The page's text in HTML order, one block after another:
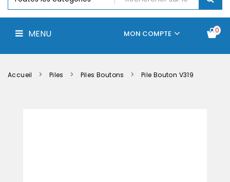
MENU 0
MON COMPTE
Perceuse,
Visseuse
Batteries
Accueil Piles Piles Boutons Pile Bouton V319